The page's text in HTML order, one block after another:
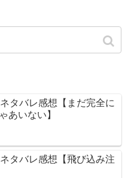
タバレ感想【まだ完全に
あいない】
タバレ感想【飛び込み注